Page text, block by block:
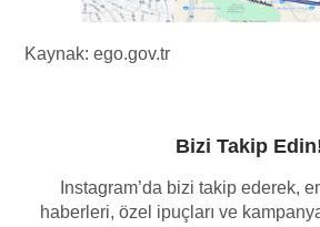
Kaynak: ego.gov.tr
Bizi Takip
Instagram’da bizi takip ederek,
haberleri, özel ipuçları ve